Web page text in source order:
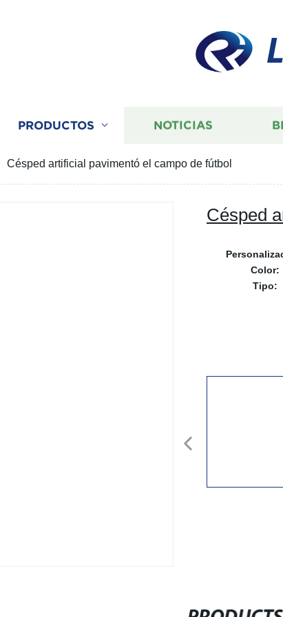
PRODUCTOS NOTICIAS
Césped artificial pavimentó el campo de fútbol
Césped
Color:
Tipo: